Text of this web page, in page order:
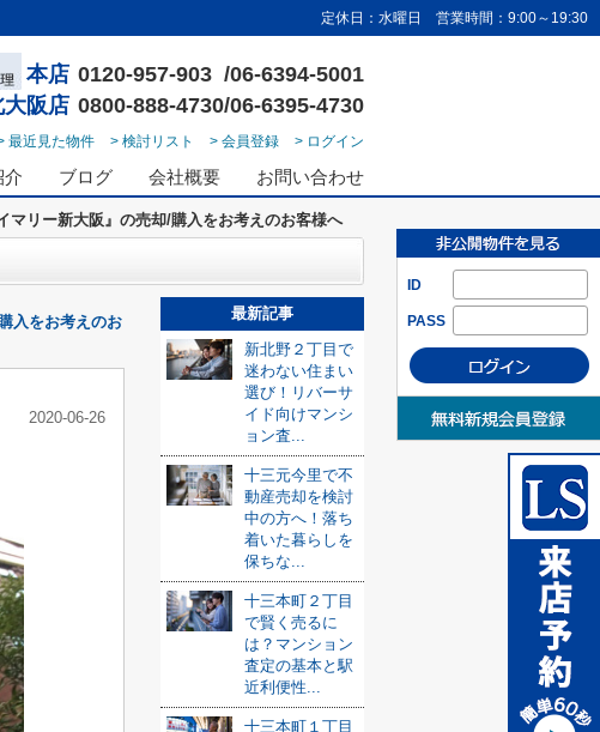
定休日：水曜日 営業時間：9:00～19:30
本店 0120-957-903 /06-6394-5001
大阪店 0800-888-4730/06-6395-4730
最近見た物件 > 検討リスト > 会員登録 > ログイン
介 ブログ 会社概要 お問い合わせ
ID
PASS
マリー新大阪』の売却/購入をお考えのお客様へ
入をお考えのお
2020-06-26
最新記事
新北野２丁目で
迷わない住まい
選び！リバーサ
イド向けマンシ
ョン査...
十三元今里で不
動産売却を検討
中の方へ！落ち
着いた暮らしを
保ちな...
十三本町２丁目
で賢く売るに
は？マンション
査定の基本と駅
近利便性...
十三本町１丁目